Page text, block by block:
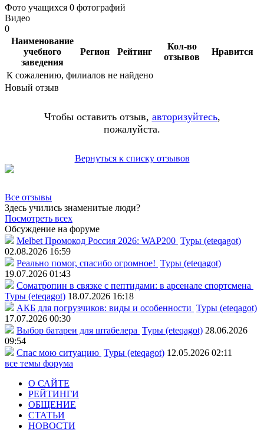
Фото учащихся 0 фотографий
Видео
0
Наименование
учебного
заведения
Регион Рейтинг
Кол-во
отзывов
Нравится
К сожалению, филиалов не найдено
Новый отзыв
Чтобы оставить отзыв, авторизуйтесь,
пожалуйста.
Вернуться к списку отзывов
Все отзывы
Здесь учились знаменитые люди?
Посмотреть всех
Обсуждение на форуме
Melbet Промокод Россия 2026: WAP200 Туры (eteqagot)
02.08.2026 16:59
Реально помог, спасибо огромное! Туры (eteqagot)
19.07.2026 01:43
Соматропин в связке с пептидами: в арсенале спортсмена
Туры (eteqagot) 18.07.2026 16:18
АКБ для погрузчиков: виды и особенности Туры (eteqagot)
17.07.2026 00:30
Выбор батареи для штабелера Туры (eteqagot) 28.06.2026
09:54
Спас мою ситуацию Туры (eteqagot) 12.05.2026 02:11
все темы форума
О САЙТЕ
РЕЙТИНГИ
ОБЩЕНИЕ
СТАТЬИ
НОВОСТИ